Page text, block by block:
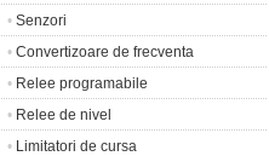
• Senzori
• Convertizoare de frecventa
• Relee programabile
• Relee de nivel
• Limitatori de cursa